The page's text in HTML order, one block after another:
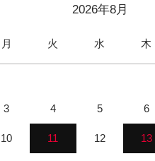
2026年8月
月 火 水 木
3 4 5 6
10 11 12 13